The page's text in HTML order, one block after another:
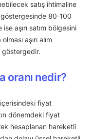
satış ihtimaline
göstergesinde 80-100
ise aşırı satım bölgesini
aşırı alım
göstergedir.
oranı nedir?
fiyat
dönemdeki fiyat
hesaplanan hareketli